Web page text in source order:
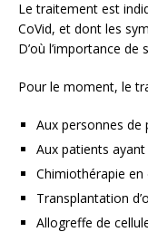
Le traitement est
CoVid, et dont les
D’où l’importance
Pour le moment, le
Aux personnes de
Aux patients
Chimiothérapie en
Transplantation
Allogreffe de